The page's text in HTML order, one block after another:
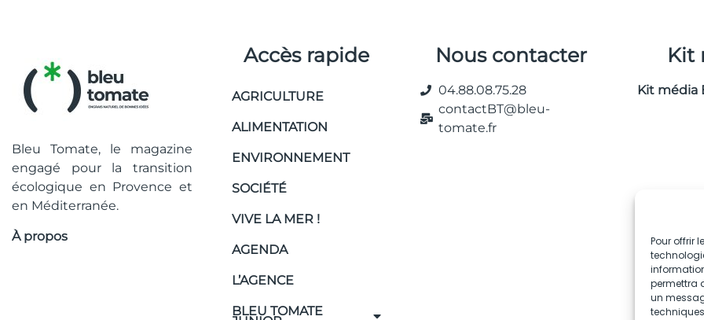
Pour offrir
permettra
un
Bleu Tomate, le magazine
engagé pour la transition
écologique en Provence et
en Méditerranée.
À propos
Accès rapide
AGRICULTURE
ALIMENTATION
ENVIRONNEMENT
SOCIÉTÉ
VIVE LA MER !
AGENDA
L’AGENCE
BLEU TOMATE
Nous contacter
04.88.08.75.28
contactBT@bleu-
tomate.fr
Kit
Kit média